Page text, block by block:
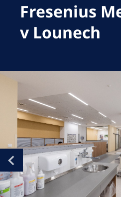
Italy
Netherlands
Romania
Russia
Serbia
Slovakia
Slovenia
Spain
Fresenius
v Lounech